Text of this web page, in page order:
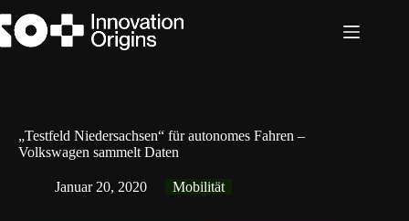
Inhalt
springen
„Testfeld Niedersachsen“ für autonomes Fahren –
Volkswagen sammelt Daten
Januar 20, 2020 Mobilität